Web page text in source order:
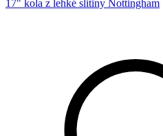
17" kola z lehké slitiny Nottingham